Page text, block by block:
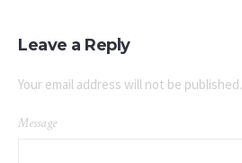
Leave a Reply
Your email address will not be published.
Message